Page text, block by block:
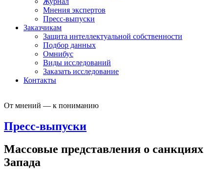
Мнения экспертов
Пресс-выпуски
Заказчикам
Защита интеллектуальной собственности
Подбор данных
Омнибус
Виды исследований
Заказать исследование
Контакты
От мнений — к пониманию
Пресс-выпуски
Массовые представления о санкциях
Запада